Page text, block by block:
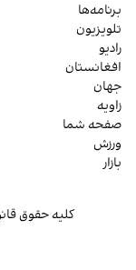
برنامه‌ها
تلویزیون
رادیو
افغانستان
جهان
زاویه
صفحه شما
ورزش
بازار
کلیه حقوق